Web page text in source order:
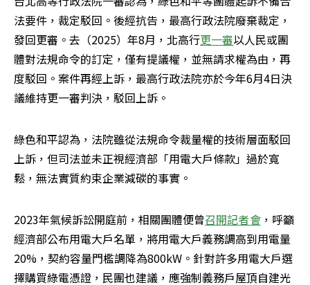
法要件，裁定駁回。後經抗告，最高行政法院廢棄裁定，
發回更審。去（2025）年8月，北高行更一審以人民或團
體對法規命令的訂定，僅有提議權，並無請求權為由，再
度駁回。案件再經上訴，最高行政法院亦於今年6月4日決
議維持更一審判決，駁回上訴。
綠色和平認為，法院雖從法規命令裁量權的技術層面駁回
上訴，但司法並未正視經濟部「用電大戶條款」過於寬
鬆，無法實質約束企業減碳的事實。
2023年氣候訴訟開庭前，相關團體便曾召開記者會，呼籲
經濟部公布用電大戶名單，將用電大戶義務調高到用電量
20%，契約容量門檻調降為800kW。針對許多用電大戶選
擇購買綠電憑證，民團也建議，應強制義務戶屋頂自建光